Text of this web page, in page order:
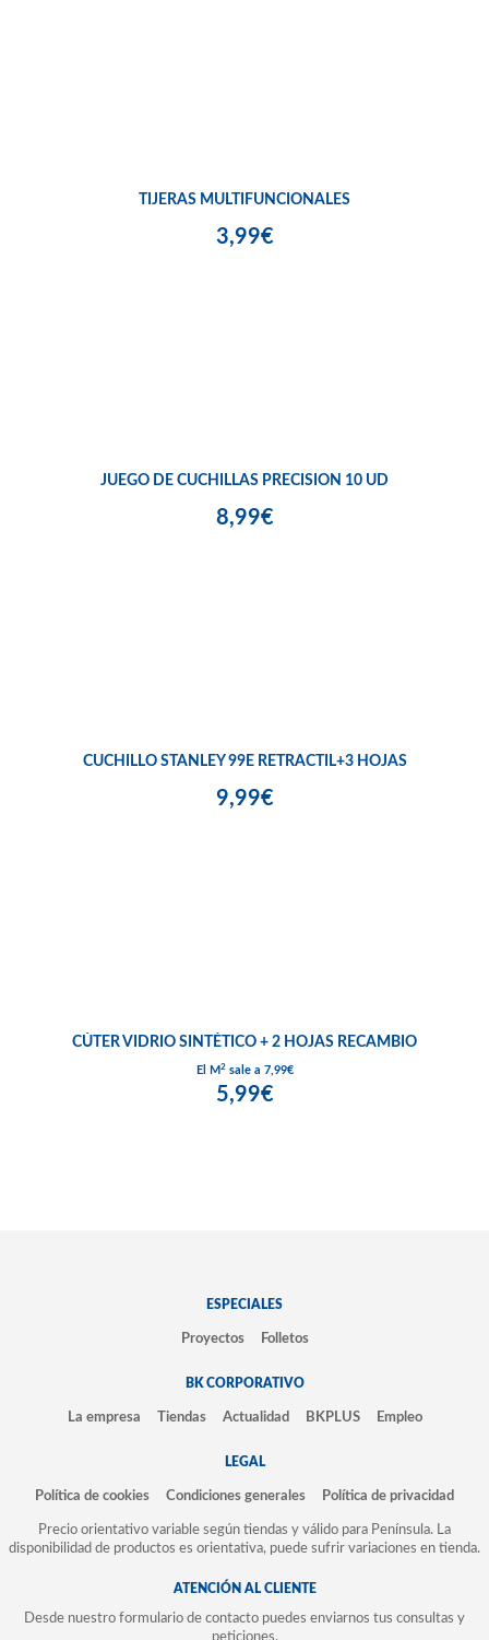
TIJERAS MULTIFUNCIONALES
3,99€
JUEGO DE CUCHILLAS PRECISION 10 UD
8,99€
CUCHILLO STANLEY 99E RETRACTIL+3 HOJAS
9,99€
CÚTER VIDRIO SINTÉTICO + 2 HOJAS RECAMBIO
El M2sale a 7,99€
5,99€
ESPECIALES
Proyectos Folletos
BK CORPORATIVO
La empresa Tiendas Actualidad BKPLUS Empleo
LEGAL
Política de cookies Condiciones generales Política de privacidad
Precio orientativo variable según tiendas y válido para Península. La
disponibilidad de productos es orientativa, puede sufrir variaciones en tienda.
ATENCIÓN AL CLIENTE
Desde nuestro formulario de contacto puedes enviarnos tus consultas y
peticiones.